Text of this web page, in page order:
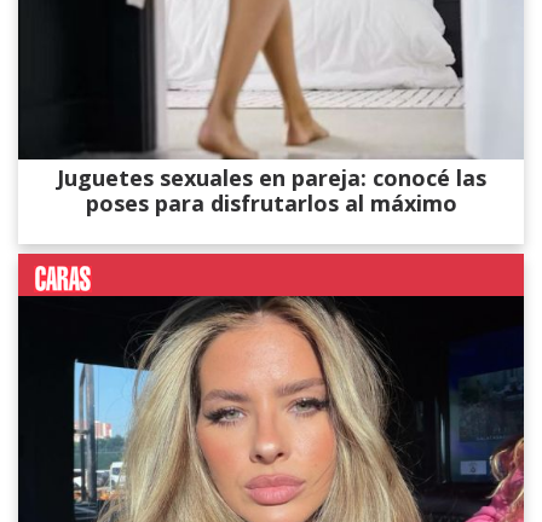
Juguetes sexuales en pareja: conocé las
poses para disfrutarlos al máximo